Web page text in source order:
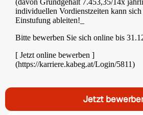
(davon Grundgehalt 7.453,35/14x
individuellen Vordienstzeiten kann sich
Einstufung ableiten!_
Bitte bewerben Sie sich online bis
[ Jetzt online bewerben ]
(https://karriere.kabeg.at/Login/5811)
Jetzt